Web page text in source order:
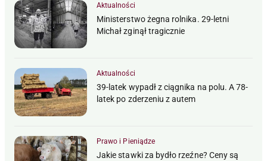
Aktualności
Ministerstwo żegna rolnika. 29-letni
Michał zginął tragicznie
Aktualności
39-latek wypadł z ciągnika na polu. A 78-
latek po zderzeniu z autem
Prawo i Pieniądze
Jakie stawki za bydło rzeźne? Ceny są